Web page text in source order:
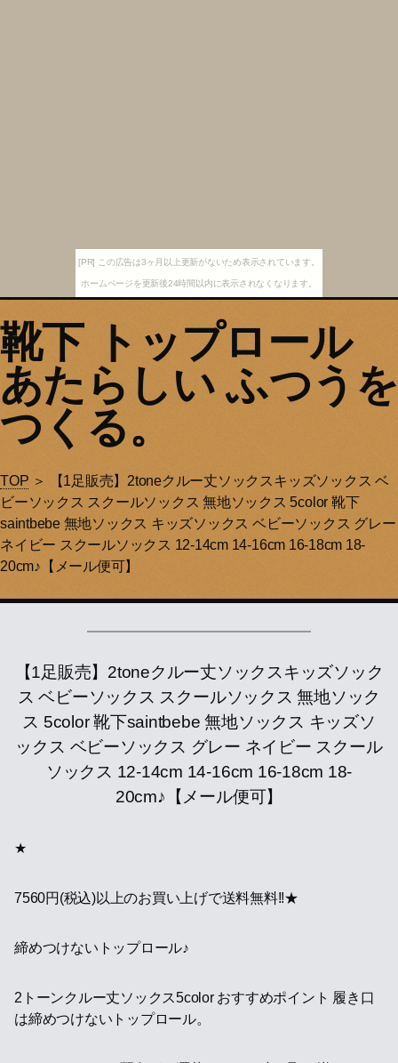
[PR] この広告は3ヶ月以上更新がないため表示されています。
ホームページを更新後24時間以内に表示されなくなります。
靴下 トップロール
あたらしい ふつうを
つくる。
TOP ＞ 【1足販売】2toneクルー丈ソックスキッズソックス ベ
ビーソックス スクールソックス 無地ソックス 5color 靴下
saintbebe 無地ソックス キッズソックス ベビーソックス グレー
ネイビー スクールソックス 12-14cm 14-16cm 16-18cm 18-
20cm♪【メール便可】
【1足販売】2toneクルー丈ソックスキッズソック
ス ベビーソックス スクールソックス 無地ソック
ス 5color 靴下saintbebe 無地ソックス キッズソ
ックス ベビーソックス グレー ネイビー スクール
ソックス 12-14cm 14-16cm 16-18cm 18-
20cm♪【メール便可】
★
7560円(税込)以上のお買い上げで送料無料!!★
締めつけないトップロール♪
2トーンクルー丈ソックス5color おすすめポイント 履き口
は締めつけないトップロール。